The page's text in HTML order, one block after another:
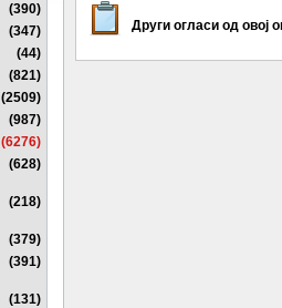
(390)
(347)
(44)
(821)
(2509)
(987)
(6276)
(628)
(218)
(379)
(391)
(131)
Други огласи од овој